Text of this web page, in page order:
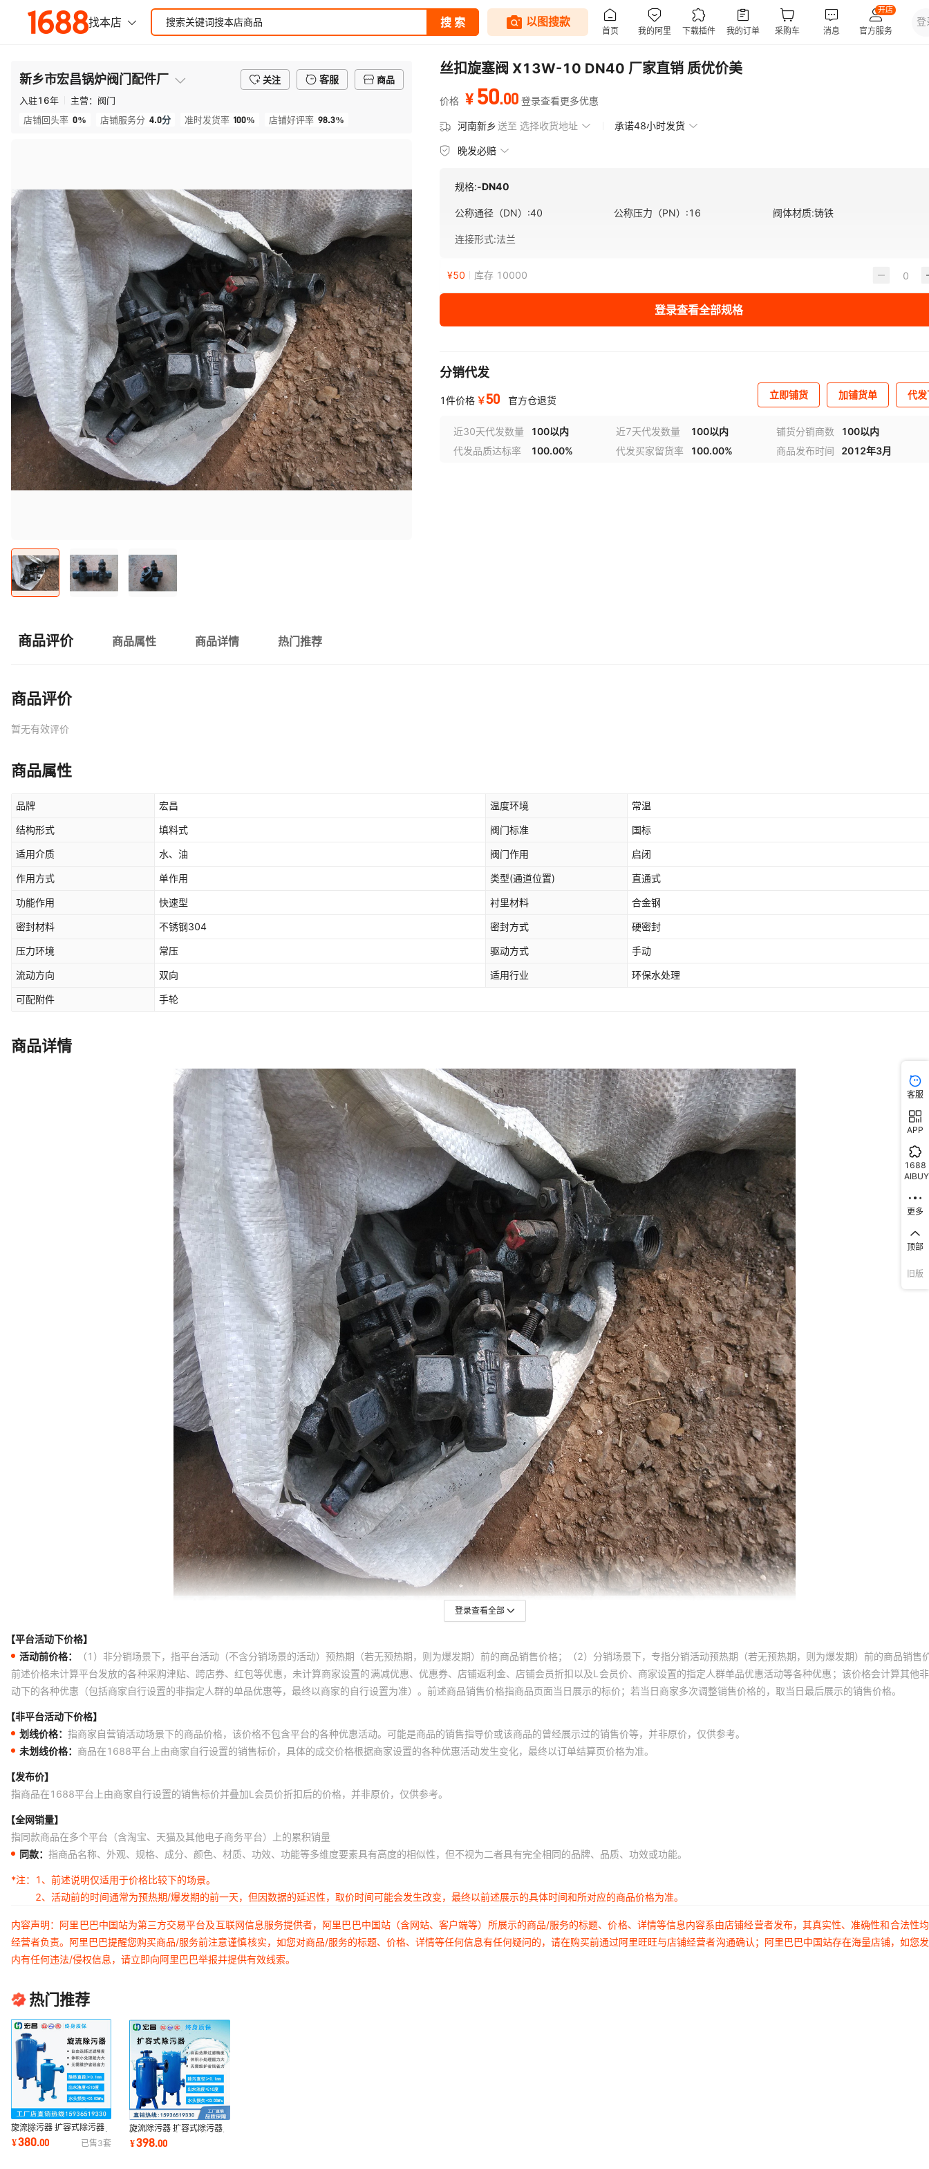
新乡市宏昌锅炉阀门配件厂 关注 客服
商品
入驻16年 主营： 阀门
店铺回头率 0% 店铺服务分 4.0分 准时发货率 100% 店铺好评率 98.3%
丝扣旋塞阀 X13W-10 DN40 厂家直销 质优价美
价格 ¥ 50.00 登录查看更多优惠
河南新乡送至 选择收货地址 承诺48小时发货
晚发必赔
规格:-DN40
公称通径（DN） :40 公称压力（PN） :16 阀体材质:铸铁
连接形式:法兰
¥50 库存 10000
登录查看全部规格
分销代发
1件价格 ￥50 官方仓退货 立即铺货 加铺货单 代
近30天代发数量 100以内 近7天代发数量 100以内 铺货分销商数
100以内
代发品质达标率
100.00% 代发买家留货率 100.00% 商品发布时间 2012年3月
商品评价 商品属性 商品详情 热门推荐
商品评价
暂无有效评价
商品属性
品牌 宏昌 温度环境 常温
结构形式 填料式 阀门标准 国标
适用介质 水、油 阀门作用 启闭
作用方式 单作用 类型(通道位置) 直通式
功能作用 快速型 衬里材料 合金钢
密封材料 不锈钢304 密封方式 硬密封
压力环境 常压 驱动方式 手动
流动方向 双向 适用行业 环保水处理
可配附件 手轮
商品详情
登录查看全部
【平台活动下价格】
活动前价格：
（1）非分销场景下，指平台活动（不含分销场景的活动）预热期（若无预热期，则为爆发期）前的商品销售价格；（2）分销场景下，专指分销活动预热期（若无预热期，则为爆发期）前的商品销售
前述价格未计算平台发放的各种采购津贴、跨店券、红包等优惠，未计算商家设置的满减优惠、优惠券、店铺返利金、店铺会员折扣以及L会员价、商家设置的指定人群单品优惠活动等各种优惠；该价格会计算其他
动下的各种优惠（包括商家自行设置的非指定人群的单品优惠等，最终以商家的自行设置为准）。前述商品销售价格指商品页面当日展示的标价；若当日商家多次调整销售价格的，取当日最后展示的销售价格。
【非平台活动下价格】
划线价格： 指商家自营销活动场景下的商品价格，该价格不包含平台的各种优惠活动。可能是商品的销售指导价或该商品的曾经展示过的销售价等，并非原价，仅供参考。
未划线价格： 商品在1688平台上由商家自行设置的销售标价，具体的成交价格根据商家设置的各种优惠活动发生变化，最终以订单结算页价格为准。
【发布价】
指商品在1688平台上由商家自行设置的销售标价并叠加L会员价折扣后的价格，并非原价，仅供参考。
【全网销量】
指同款商品在多个平台（含淘宝、天猫及其他电子商务平台）上的累积销量
同款： 指商品名称、外观、规格、成分、颜色、材质、功效、功能等多维度要素具有高度的相似性，但不视为二者具有完全相同的品牌、品质、功效或功能。
*注：
1、前述说明仅适用于价格比较下的场景。
2、活动前的时间通常为预热期/爆发期的前一天，但因数据的延迟性，取价时间可能会发生改变，最终以前述展示的具体时间和所对应的商品价格为准。
内容声明：阿里巴巴中国站为第三方交易平台及互联网信息服务提供者，阿里巴巴中国站（含网站、客户端等）所展示的商品/服务的标题、价格、详情等信息内容系由店铺经营者发布，其真实性、准确性和合法性
经营者负责。阿里巴巴提醒您购买商品/服务前注意谨慎核实，如您对商品/服务的标题、价格、详情等任何信息有任何疑问的，请在购买前通过阿里旺旺与店铺经营者沟通确认；阿里巴巴中国站存在海量店铺，如您
内有任何违法/侵权信息，请立即向阿里巴巴举报并提供有效线索。
热门推荐
旋流除污器 扩容式除污器
旋流除砂器 DN200 厂家直
销
¥380.00 已售3套
旋流除污器 扩容式除污器
除污器 厂家直销 支持定制
¥398.00
客服
APP
1688
AIBUY
更多
顶部
旧版